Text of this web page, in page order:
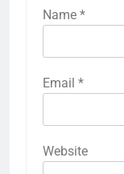
Name *
Email *
Website